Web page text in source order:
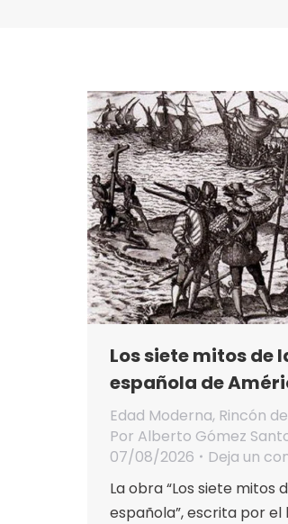
Los siete mitos de
española de
Edad Moderna, Rincón
Por Alberto Gómez
07/08/2026
Deja un
La obra “Los siete mitos
española”, escrita por